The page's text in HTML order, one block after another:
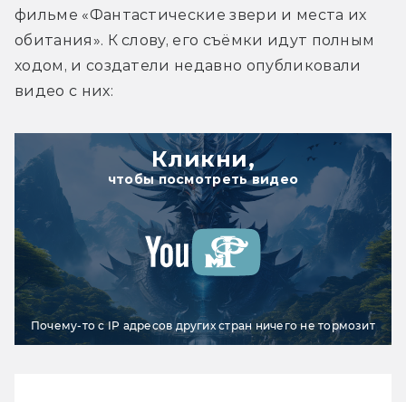
фильме «Фантастические звери и места их
обитания». К слову, его съёмки идут полным
ходом, и создатели недавно опубликовали
видео с них:
Кликни,
чтобы посмотреть видео
Почему-то с IP адресов других стран ничего не тормозит